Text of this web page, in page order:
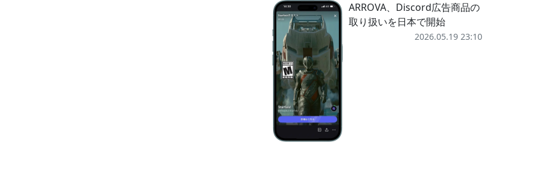
ARROVA、Discord広告商品の
取り扱いを日本で開始
2026.05.19 23:10